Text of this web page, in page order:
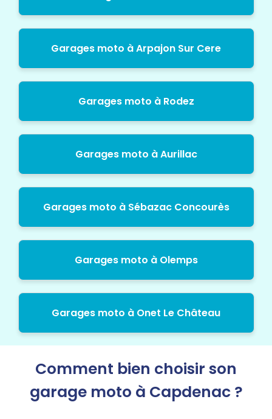
Garages moto à Arpajon Sur Cere
Garages moto à Rodez
Garages moto à Aurillac
Garages moto à Sébazac Concourès
Garages moto à Olemps
Garages moto à Onet Le Château
Comment bien choisir son
garage moto à Capdenac ?